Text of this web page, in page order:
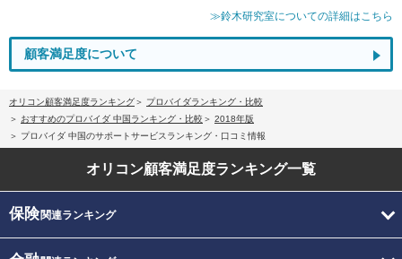
≫鈴木研究室についての詳細はこちら
顧客満足度について
オリコン顧客満足度ランキング
プロバイダランキング・比較
おすすめのプロバイダ 中国ランキング・比較
2018年版
プロバイダ 中国のサポートサービスランキング・口コミ情報
オリコン顧客満足度ランキング一覧
保険関連ランキング